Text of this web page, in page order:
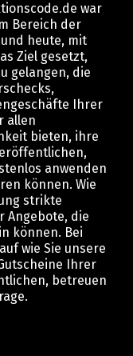
war
Bereich der
heute, mit
Ziel gesetzt,
gelangen, die
Ihrer
allen
bieten, ihre
anwenden
können. Wie
strikte
Angebote, die
können. Bei
wie Sie unsere
Ihrer
betreuen